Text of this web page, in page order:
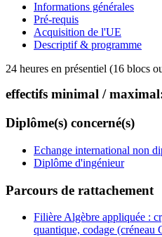
Informations générales
Pré-requis
Acquisition de l'UE
Descriptif & programme
24 heures en présentiel (16 blocs
effectifs minimal /
Diplôme(s) concerné(s)
Echange international non
Diplôme d'ingénieur
Parcours de rattachement
Filière Algèbre appliquée :
quantique, codage (créneau